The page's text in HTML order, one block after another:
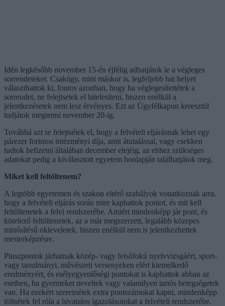
Idén legkésőbb november 15-én éjfélig adhatjátok le a végleges
sorrendeteket. Csakúgy, mint máskor is, legfeljebb hat helyet
választhattok ki, fontos azonban, hogy ha véglegesítettétek a
sorrendet, ne felejtsetek el hitelesíteni, hiszen enélkül a
jelentkezésetek nem lesz érvényes. Ezt az Ügyfélkapun keresztül
tudjátok megtenni november 20-ig.
Továbbá azt se felejtsétek el, hogy a felvételi eljárásnak lehet egy
párezer forintos intézményi díja, amit átutalással, vagy csekken
tudtok befizetni általában december elejéig, az ehhez szükséges
adatokat pedig a kiválasztott egyetem honlapján találhatjátok meg.
Miket kell feltöltenem?
A legtöbb egyetemen és szakon eltérő szabályok vonatkoznak arra,
hogy a felvételi eljárás során mire kaphattok pontot, és mit kell
feltöltenetek a felvi rendszerébe. Amiért mindenképp jár pont, és
kötelező feltöltenetek, az a már megszerzett, legalább közepes
minősítésű okleveletek, hiszen enélkül nem is jelentkezhettek
mesterképzésre.
Pluszpontok járhatnak közép- vagy felsőfokú nyelvvizsgáért, sport-
vagy tanulmányi, művészeti versenyeken elért kiemelkedő
eredményért, és esélyegyenlőségi pontokat is kaphattok abban az
esetben, ha gyermeket neveltek vagy valamilyen tartós betegségetek
van. Ha ezekért szeretnétek extra pontszámokat kapni, mindenképp
töltsétek fel róla a hivatalos igazolásotokat a felvételi rendszerébe.